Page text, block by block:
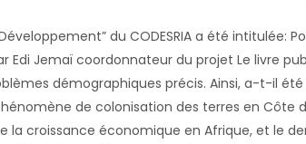
du CODESRIA a été intitulée:
Jemaï coordonnateur du projet Le livre
démographiques précis. Ainsi, a-t-il
de colonisation des terres en Côte
croissance économique en Afrique, et le